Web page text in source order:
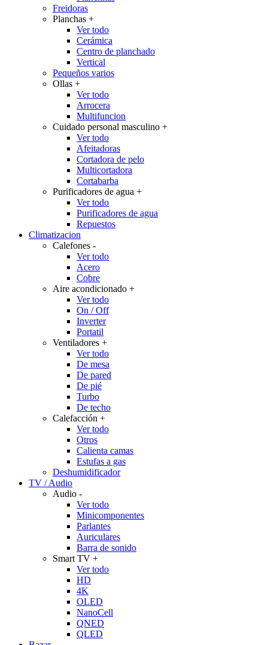
Freidoras
Planchas +
Ver todo
Cerámica
Centro de planchado
Vertical
Pequeños varios
Ollas +
Ver todo
Arrocera
Multifuncion
Cuidado personal masculino +
Ver todo
Afeitadoras
Cortadora de pelo
Multicortadora
Cortabarba
Purificadores de agua +
Ver todo
Purificadores de agua
Repuestos
Climatizacion
Calefones -
Ver todo
Acero
Cobre
Aire acondicionado +
Ver todo
On / Off
Inverter
Portatil
Ventiladores +
Ver todo
De mesa
De pared
De pié
Turbo
De techo
Calefacción +
Ver todo
Otros
Calienta camas
Estufas a gas
Deshumidificador
TV / Audio
Audio -
Ver todo
Minicomponentes
Parlantes
Auriculares
Barra de sonido
Smart TV +
Ver todo
HD
4K
OLED
NanoCell
QNED
QLED